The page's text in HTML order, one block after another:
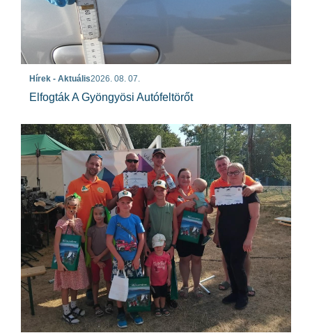
Hírek - Aktuális2026. 08. 07.
Elfogták A Gyöngyösi Autófeltörőt